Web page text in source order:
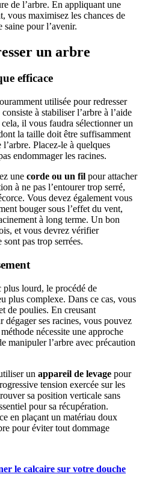
de l’arbre. En appliquant une
vous maximisez les chances de
saine pour l’avenir.
un arbre
efficace
utilisée pour redresser
à stabiliser l’arbre à l’aide
il vous faudra sélectionner un
la taille doit être suffisamment
Placez-le à quelques
endommager les racines.
une corde ou un fil pour attacher
à ne pas l’entourer trop serré,
Vous devez également vous
bouger sous l’effet du vent,
à long terme. Un bon
et vous devrez vérifier
pas trop serrées.
plus lourd, le procédé de
plus complexe. Dans ce cas, vous
de poulies. En creusant
dégager ses racines, vous pouvez
nécessite une approche
manipuler l’arbre avec précaution
un appareil de levage pour
tension exercée sur les
sa position verticale sans
pour sa récupération.
en plaçant un matériau doux
pour éviter tout dommage
le calcaire sur votre douche